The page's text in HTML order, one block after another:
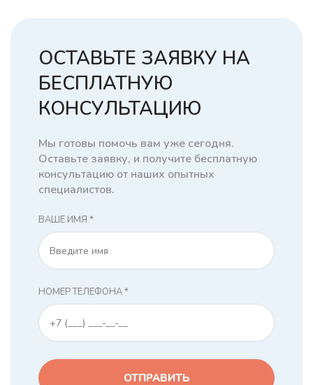
ОСТАВЬТЕ ЗАЯВКУ НА
БЕСПЛАТНУЮ
КОНСУЛЬТАЦИЮ
Мы готовы помочь вам уже сегодня.
Оставьте заявку, и получите бесплатную
консультацию от наших опытных
специалистов.
ВАШЕ ИМЯ *
НОМЕР ТЕЛЕФОНА *